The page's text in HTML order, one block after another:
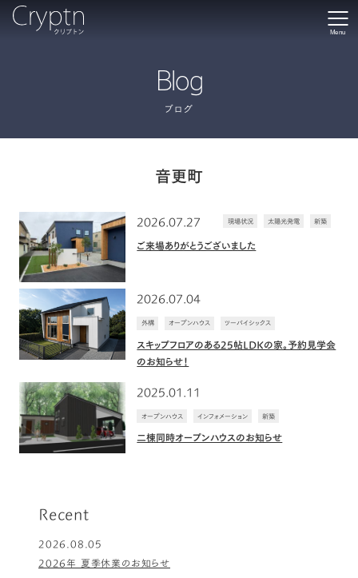
Menu
Blog
ブログ
音更町
ご来場ありがとうございました
現場状況 太陽光発電 新築
2026.07.27
スキップフロアのある25帖LDKの家。予約見学会
のお知らせ！
外構 オープンハウス ツーバイシックス
2026.07.04
二棟同時オープンハウスのお知らせ
オープンハウス インフォメーション 新築
2025.01.11
Recent
2026.08.05
2026年 夏季休業のお知らせ